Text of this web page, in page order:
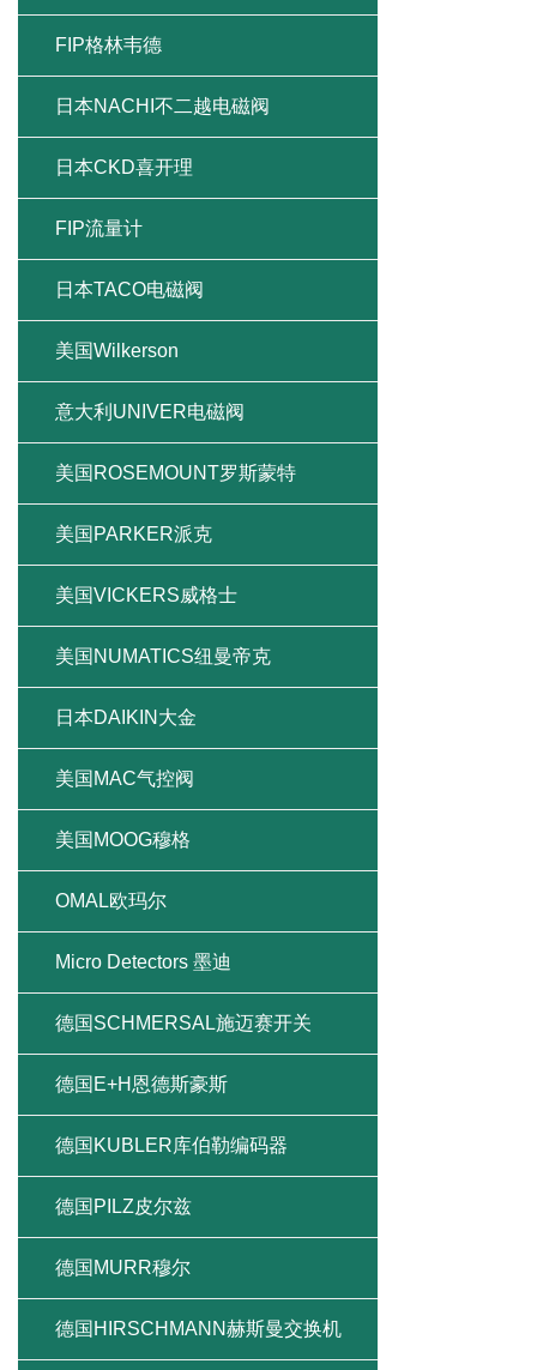
FIP格林韦德
日本NACHI不二越电磁阀
日本CKD喜开理
FIP流量计
日本TACO电磁阀
美国Wilkerson
意大利UNIVER电磁阀
美国ROSEMOUNT罗斯蒙特
美国PARKER派克
美国VICKERS威格士
美国NUMATICS纽曼帝克
日本DAIKIN大金
美国MAC气控阀
美国MOOG穆格
OMAL欧玛尔
Micro Detectors 墨迪
德国SCHMERSAL施迈赛开关
德国E+H恩德斯豪斯
德国KUBLER库伯勒编码器
德国PILZ皮尔兹
德国MURR穆尔
德国HIRSCHMANN赫斯曼交换机